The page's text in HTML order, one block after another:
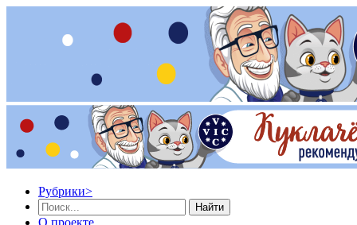
Рубрики>
Найти
О проекте